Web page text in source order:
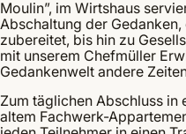
Moulin”, im Wirtshaus
Abschaltung der
zubereitet, bis hin zu
mit unserem Chefmüller
Gedankenwelt andere
Zum täglichen Abschluss in
altem Fachwerk-